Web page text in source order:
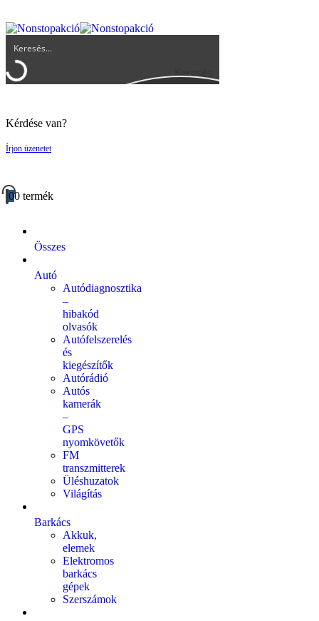
Keresés
Kérdése van?
Írjon üzenetet
00 termék
Összes
Autó
Autódiagnosztika
–
hibakód
olvasók
Autófelszerelés
és
kiegészítők
Autórádió
Autós
kamerák
–
GPS
nyomkövetők
FM
transzmitterek
Üléshuzatok
Világítás
Barkács
Akkuk,
elemek
Elektromos
barkács
gépek
Szerszámok